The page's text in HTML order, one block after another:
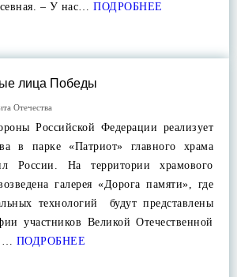
– У нас… ПОДРОБНЕЕ
лица Победы
Отечества
Российской Федерации реализует
в парке «Патриот» главного храма
России. На территории храмового
галерея «Дорога памяти», где
технологий будут представлены
участников Великой Отечественной
ПОДРОБНЕЕ